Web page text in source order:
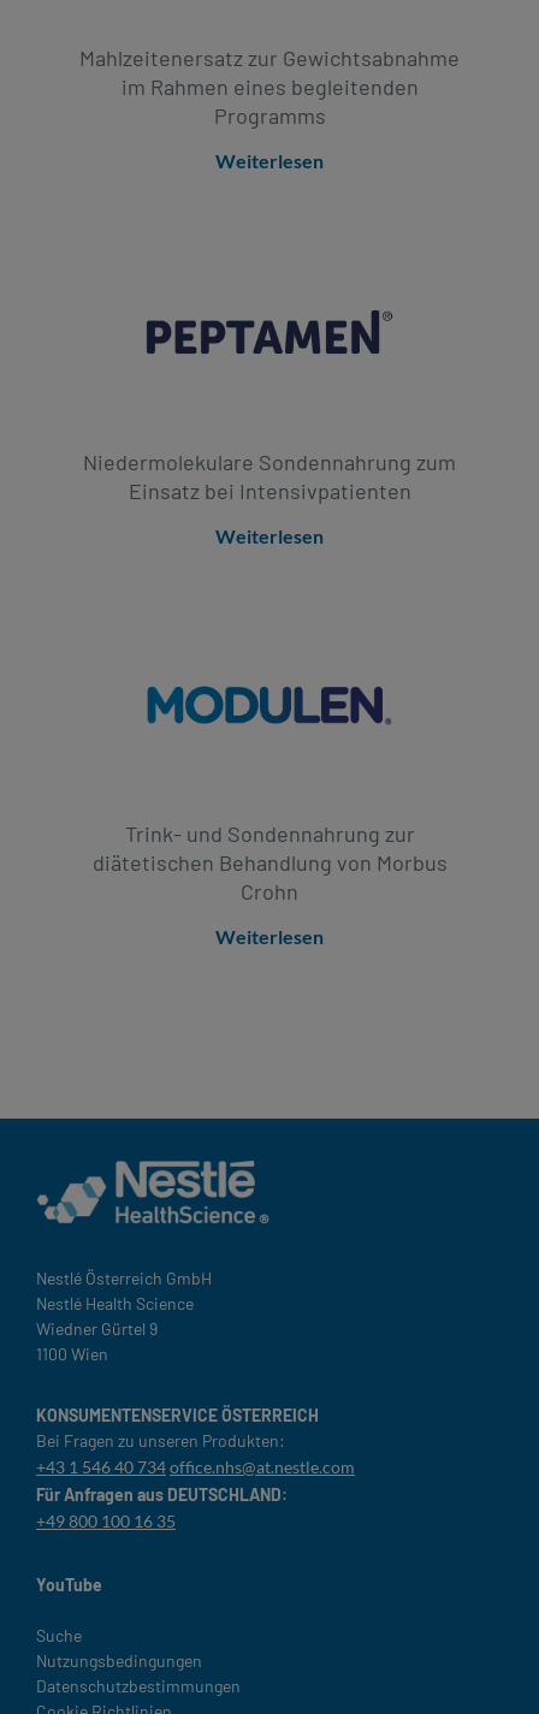
Mahlzeitenersatz zur Gewichtsabnahme
im Rahmen eines begleitenden
Programms
Weiterlesen
Niedermolekulare Sondennahrung zum
Einsatz bei Intensivpatienten
Weiterlesen
Trink- und Sondennahrung zur
diätetischen Behandlung von Morbus
Crohn
Weiterlesen
Nestlé Österreich GmbH
Nestlé Health Science
Wiedner Gürtel 9
1100 Wien
KONSUMENTENSERVICE ÖSTERREICH
Bei Fragen zu unseren Produkten:
+43 1 546 40 734office.nhs@at.nestle.com
Für Anfragen aus DEUTSCHLAND:
+49 800 100 16 35
YouTube
Legal
Suche
Nutzungsbedingungen
Datenschutzbestimmungen